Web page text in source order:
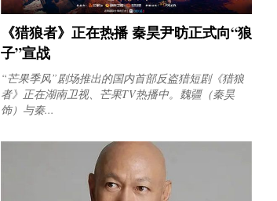
《猎狼者》正在热播 秦昊尹昉正式向“狼
子”宣战
“芒果季风”剧场推出的国内首部反盗猎短剧《猎狼
者》正在湖南卫视、芒果TV热播中。魏疆（秦昊
饰）与秦...